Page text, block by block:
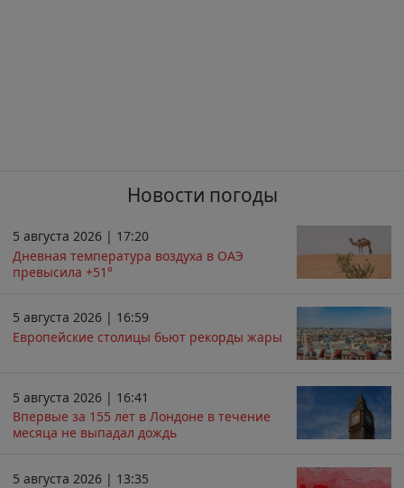
Новости погоды
5 августа 2026 | 17:20
Дневная температура воздуха в ОАЭ
превысила +51°
5 августа 2026 | 16:59
Европейские столицы бьют рекорды жары
5 августа 2026 | 16:41
Впервые за 155 лет в Лондоне в течение
месяца не выпадал дождь
5 августа 2026 | 13:35